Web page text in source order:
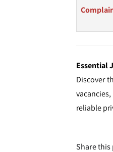
Essential
Discover
reliable
Share this